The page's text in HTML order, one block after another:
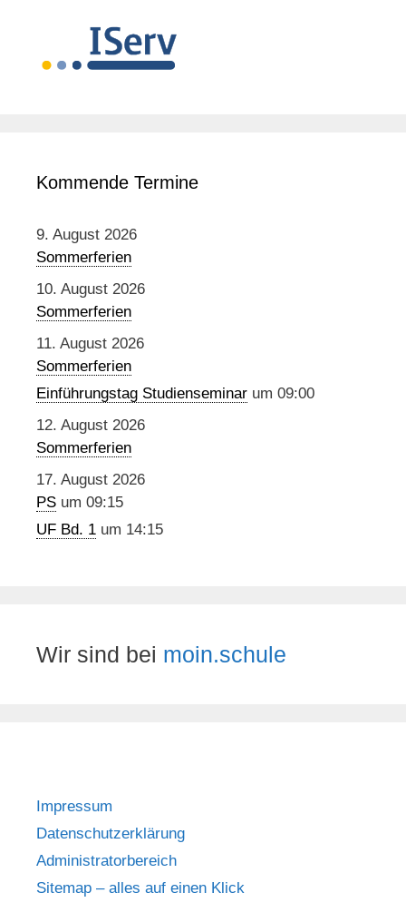
Kommende Termine
9. August 2026
Sommerferien
10. August 2026
Sommerferien
11. August 2026
Sommerferien
Einführungstag Studienseminar um 09:00
12. August 2026
Sommerferien
17. August 2026
PS um 09:15
UF Bd. 1 um 14:15
Wir sind bei moin.schule
Impressum
Datenschutzerklärung
Administratorbereich
Sitemap – alles auf einen Klick